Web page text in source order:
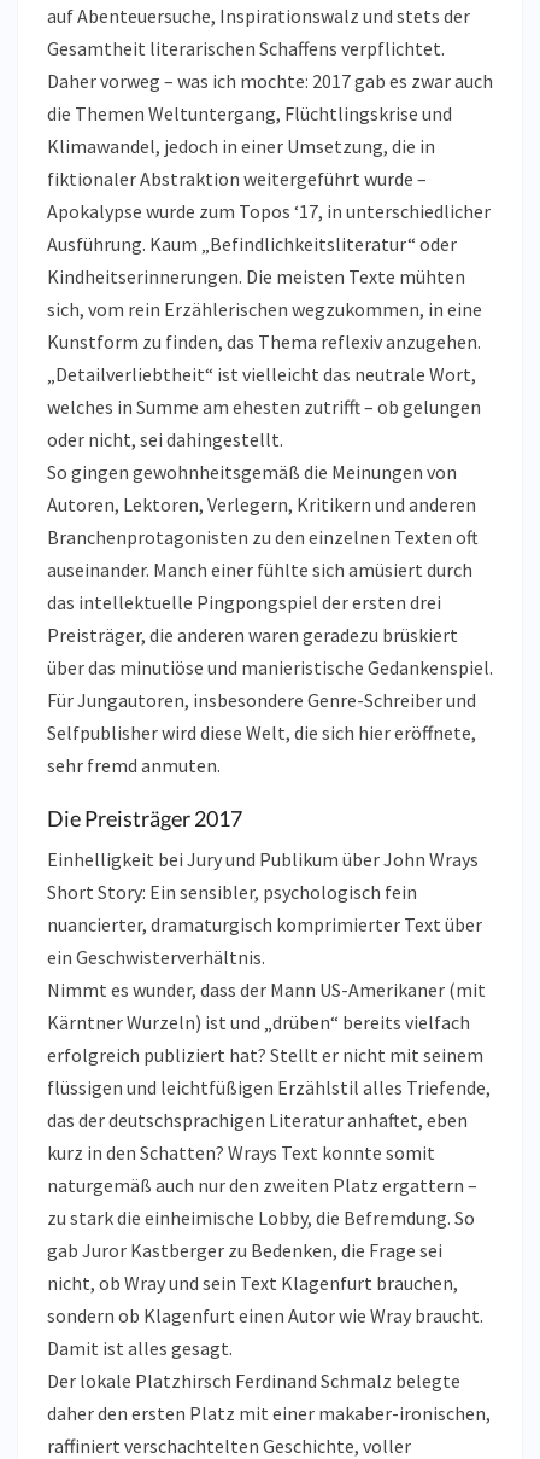
auf Abenteuersuche, Inspirationswalz und stets der
Gesamtheit literarischen Schaffens verpflichtet.
Daher vorweg – was ich mochte: 2017 gab es zwar auch
die Themen Weltuntergang, Flüchtlingskrise und
Klimawandel, jedoch in einer Umsetzung, die in
fiktionaler Abstraktion weitergeführt wurde –
Apokalypse wurde zum Topos ‘17, in unterschiedlicher
Ausführung. Kaum „Befindlichkeitsliteratur“ oder
Kindheitserinnerungen. Die meisten Texte mühten
sich, vom rein Erzählerischen wegzukommen, in eine
Kunstform zu finden, das Thema reflexiv anzugehen.
„Detailverliebtheit“ ist vielleicht das neutrale Wort,
welches in Summe am ehesten zutrifft – ob gelungen
oder nicht, sei dahingestellt.
So gingen gewohnheitsgemäß die Meinungen von
Autoren, Lektoren, Verlegern, Kritikern und anderen
Branchenprotagonisten zu den einzelnen Texten oft
auseinander. Manch einer fühlte sich amüsiert durch
das intellektuelle Pingpongspiel der ersten drei
Preisträger, die anderen waren geradezu brüskiert
über das minutiöse und manieristische Gedankenspiel.
Für Jungautoren, insbesondere Genre-Schreiber und
Selfpublisher wird diese Welt, die sich hier eröffnete,
sehr fremd anmuten.
Die Preisträger 2017
Einhelligkeit bei Jury und Publikum über John Wrays
Short Story: Ein sensibler, psychologisch fein
nuancierter, dramaturgisch komprimierter Text über
ein Geschwisterverhältnis.
Nimmt es wunder, dass der Mann US-Amerikaner (mit
Kärntner Wurzeln) ist und „drüben“ bereits vielfach
erfolgreich publiziert hat? Stellt er nicht mit seinem
flüssigen und leichtfüßigen Erzählstil alles Triefende,
das der deutschsprachigen Literatur anhaftet, eben
kurz in den Schatten? Wrays Text konnte somit
naturgemäß auch nur den zweiten Platz ergattern –
zu stark die einheimische Lobby, die Befremdung. So
gab Juror Kastberger zu Bedenken, die Frage sei
nicht, ob Wray und sein Text Klagenfurt brauchen,
sondern ob Klagenfurt einen Autor wie Wray braucht.
Damit ist alles gesagt.
Der lokale Platzhirsch Ferdinand Schmalz belegte
daher den ersten Platz mit einer makaber-ironischen,
raffiniert verschachtelten Geschichte, voller